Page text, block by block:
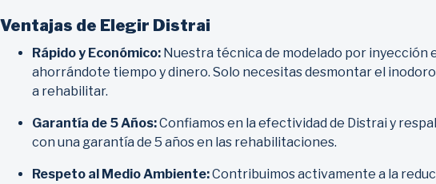
Ventajas de Elegir Distrai
Rápido y Económico: Nuestra técnica de modelado por inyección
ahorrándote tiempo y dinero. Solo necesitas desmontar el
a rehabilitar.
Garantía de 5 Años:Confiamos en la efectividad de Distrai y
con una garantía de 5 años en las rehabilitaciones.
Respeto al Medio Ambiente:Contribuimos activamente a la